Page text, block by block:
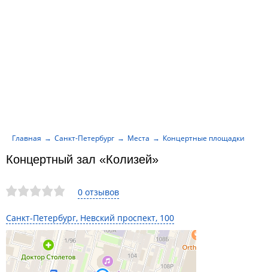
0 отзывов
Санкт-Петербург, Невский проспект, 100
Концертный зал «Колизей»
Главная Санкт-Петербург Места Концертные площадки